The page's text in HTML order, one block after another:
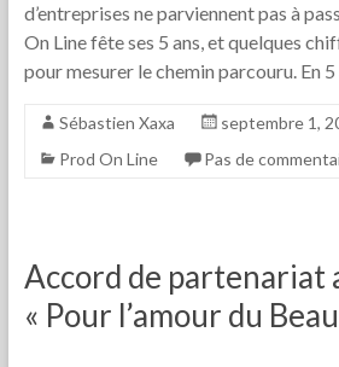
d’entreprises ne parviennent pas à
On Line fête ses 5 ans, et quelques
pour mesurer le chemin parcouru. En
Sébastien Xaxa
septembre 1,
Prod On Line
Pas de
Accord de partenariat
« Pour l’amour du